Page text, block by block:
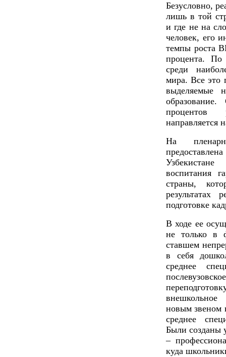
Безусловно,
лишь в той
и где не на
человек, его
темпы роста
процента. По
среди
мира. Все это
выделяемые
процентов
направляется
На
воспитания
страны,
результатах
подготовке
В ходе ее
не только в
ставшем
в себя
среднее
новым звеном
среднее
Были созданы
–
куда